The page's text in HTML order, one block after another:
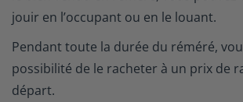
jouir en l’occupant ou en le louant.
Pendant toute la durée du réméré,
possibilité de le racheter à un prix de
départ.